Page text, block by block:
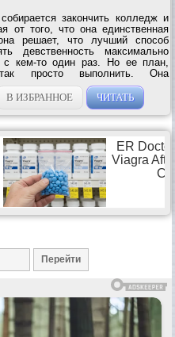
закончить колледж и
от того, что она единственная
решает, что лучший способ
девственность максимально
кем-то один раз. Но ее план,
просто выполнить. Она
парня одного и голого
В ИЗБРАННОЕ ЧИТАТЬ